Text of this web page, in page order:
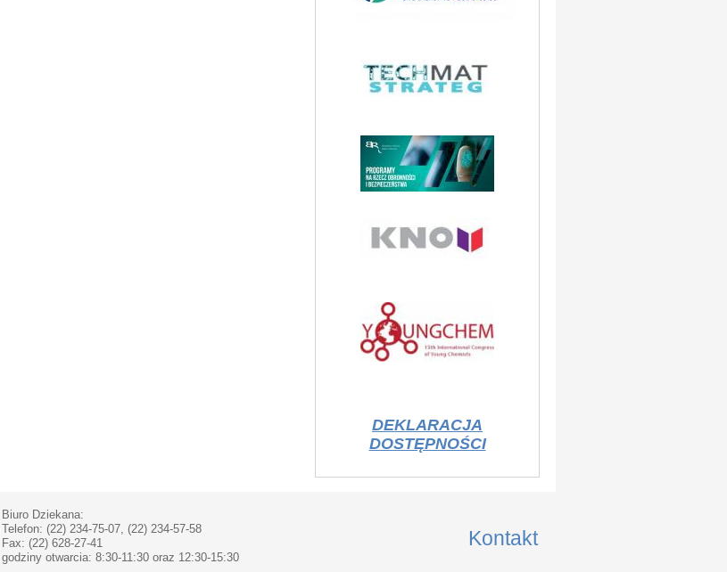
DEKLARACJA
DOSTĘPNOŚCI
Biuro Dziekana:
Telefon: (22) 234-75-07, (22) 234-57-58
Fax: (22) 628-27-41
godziny otwarcia: 8:30-11:30 oraz 12:30-15:30
Kontakt